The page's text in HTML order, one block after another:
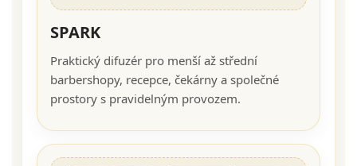
SPARK
Praktický difuzér pro menší až střední
barbershopy, recepce, čekárny a společné
prostory s pravidelným provozem.